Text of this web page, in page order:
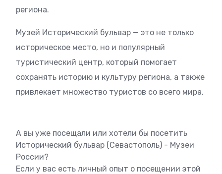
региона.
Музей Исторический бульвар — это не только
историческое место, но и популярный
туристический центр, который помогает
сохранять историю и культуру региона, а также
привлекает множество туристов со всего мира.
А вы уже посещали или хотели бы посетить
Исторический бульвар (Севастополь) - Музеи
России?
Если у вас есть личный опыт о посещении этой